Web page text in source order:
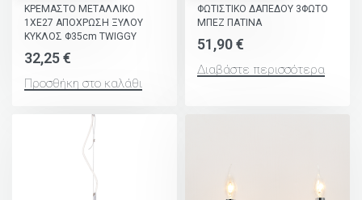
ΚΡΕΜΑΣΤΟ ΜΕΤΑΛΛΙΚΟ
1ΧΕ27 ΑΠΟΧΡΩΣΗ ΞΥΛΟΥ
ΚΥΚΛΟΣ Φ35cm TWIGGY
32,25€
Προσθήκη στο καλάθι
ΦΩΤΙΣΤΙΚΟ ΔΑΠΕΔΟΥ 3ΦΩΤΟ
ΜΠΕΖ ΠΑΤΙΝΑ
51,90€
Διαβάστε περισσότερα